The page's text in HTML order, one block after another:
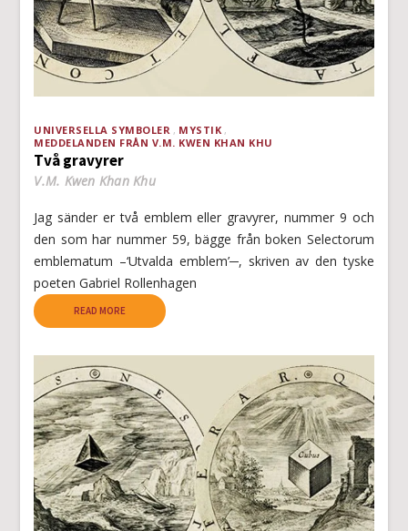
UNIVERSELLA SYMBOLER
MYSTIK
MEDDELANDEN FRÅN V.M. KWEN KHAN KHU
Två gravyrer
V.M. Kwen Khan Khu
Jag sänder er två emblem eller gravyrer, nummer 9 och
den som har nummer 59, bägge från boken Selectorum
emblematum –‘Utvalda emblem’─, skriven av den tyske
poeten Gabriel Rollenhagen
READ MORE